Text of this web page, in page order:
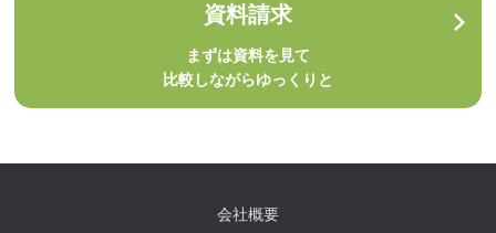
資料請求
まずは資料を見て
比較しながらゆっくりと
会社概要